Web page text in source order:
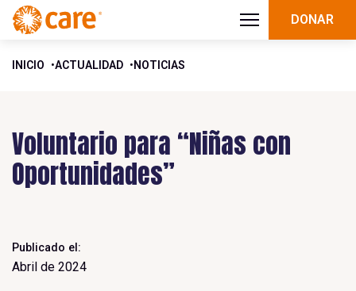
DONAR
INICIO ACTUALIDAD NOTICIAS
Voluntario para “Niñas con
Oportunidades”
Publicado el:
Abril de 2024